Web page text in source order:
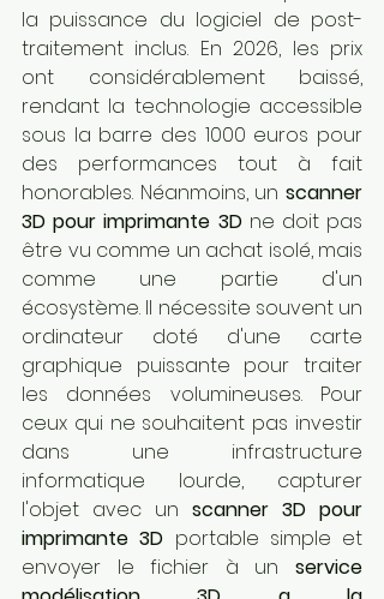
la puissance du logiciel de post-
traitement inclus. En 2026, les prix
ont considérablement baissé,
rendant la technologie accessible
sous la barre des 1000 euros pour
des performances tout à fait
honorables. Néanmoins, un scanner
3D pour imprimante 3D ne doit pas
être vu comme un achat isolé, mais
comme une partie d'un
écosystème. Il nécessite souvent un
ordinateur doté d'une carte
graphique puissante pour traiter
les données volumineuses. Pour
ceux qui ne souhaitent pas investir
dans une infrastructure
informatique lourde, capturer
l'objet avec un scanner 3D pour
imprimante 3D portable simple et
envoyer le fichier à un service